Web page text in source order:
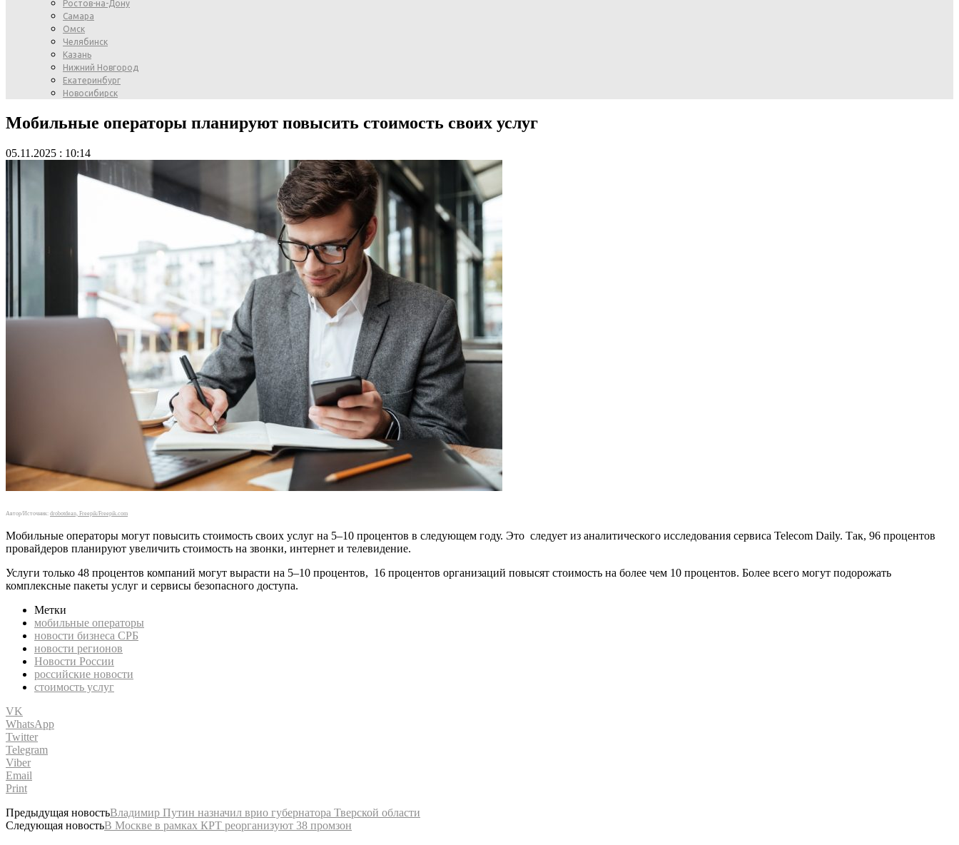
Ростов-на-Дону
Самара
Омск
Челябинск
Казань
Нижний Новгород
Екатеринбург
Новосибирск
Мобильные операторы планируют повысить стоимость своих услуг
05.11.2025 : 10:14
Автор/Источник: drobotdean, Freepik/Freepik.com
Мобильные операторы могут повысить стоимость своих услуг на 5–10 процентов в следующем году. Это следует из аналитического исследования сервиса Telecom Daily. Так, 96 процентов
провайдеров планируют увеличить стоимость на звонки, интернет и телевидение.
Услуги только 48 процентов компаний могут вырасти на 5–10 процентов, 16 процентов организаций повысят стоимость на более чем 10 процентов. Более всего могут подорожать
комплексные пакеты услуг и сервисы безопасного доступа.
Метки
мобильные операторы
новости бизнеса СРБ
новости регионов
Новости России
российские новости
стоимость услуг
VK
WhatsApp
Twitter
Telegram
Viber
Email
Print
Предыдущая новостьВладимир Путин назначил врио губернатора Тверской области
Следующая новостьВ Москве в рамках КРТ реорганизуют 38 промзон